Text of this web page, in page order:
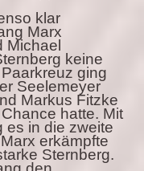
klar
Marx
Michael
keine
ging
Seelemeyer
Markus Fitzke
hatte. Mit
es in die zweite
erkämpfte
Sternberg.